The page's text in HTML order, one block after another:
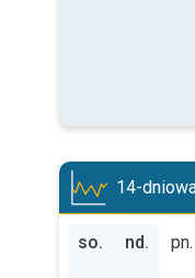
14-
so. nd. pn.